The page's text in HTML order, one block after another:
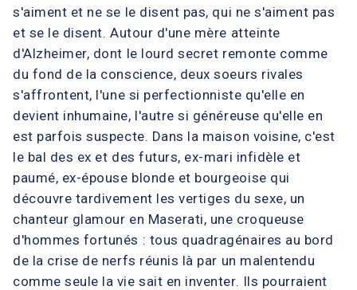
s'aiment et ne se le disent pas, qui ne s'aiment pas
et se le disent. Autour d'une mère atteinte
d'Alzheimer, dont le lourd secret remonte comme
du fond de la conscience, deux soeurs rivales
s'affrontent, l'une si perfectionniste qu'elle en
devient inhumaine, l'autre si généreuse qu'elle en
est parfois suspecte. Dans la maison voisine, c'est
le bal des ex et des futurs, ex-mari infidèle et
paumé, ex-épouse blonde et bourgeoise qui
découvre tardivement les vertiges du sexe, un
chanteur glamour en Maserati, une croqueuse
d'hommes fortunés : tous quadragénaires au bord
de la crise de nerfs réunis là par un malentendu
comme seule la vie sait en inventer. Ils pourraient